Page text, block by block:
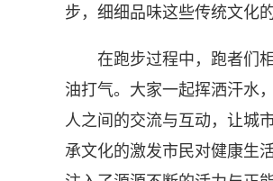
步，细细品味这些传统文化
在跑步过程中，跑者们
油打气。大家一起挥洒汗水
人之间的交流与互动，让城
承文化的激发市民对健康生